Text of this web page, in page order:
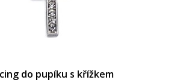
do pupíku s křížkem